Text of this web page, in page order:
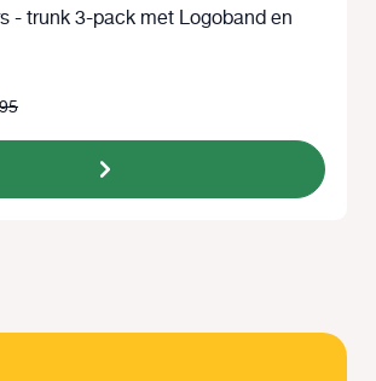
- trunk 3-pack met Logoband en